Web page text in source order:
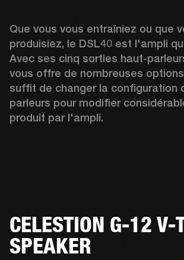
Que vous vous entraîniez ou que
produisiez, le DSL40 est l'ampli
Avec ses cinq sorties haut-
vous offre de nombreuses
suffit de changer la configuration
parleurs pour modifier
produit par l'ampli.
CELESTION G-12 V-
SPEAKER